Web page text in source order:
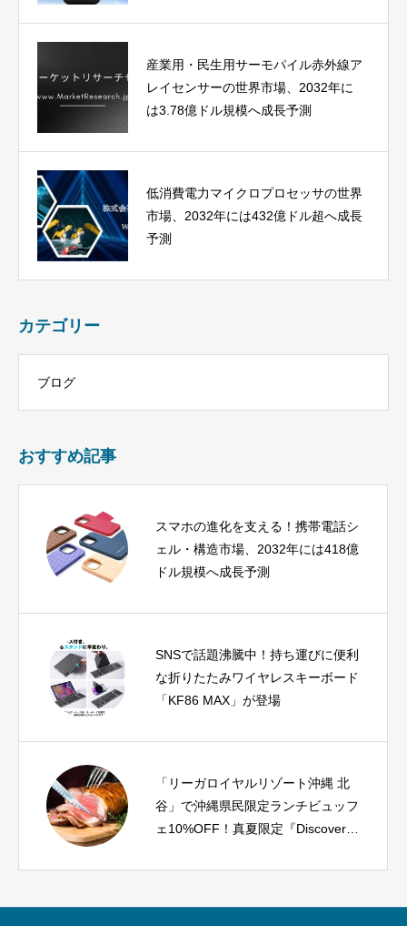
産業用・民生用サーモパイル赤外線ア
レイセンサーの世界市場、2032年に
は3.78億ドル規模へ成長予測
低消費電力マイクロプロセッサの世界
市場、2032年には432億ドル超へ成長
予測
カテゴリー
ブログ
おすすめ記事
スマホの進化を支える！携帯電話シ
ェル・構造市場、2032年には418億
ドル規模へ成長予測
SNSで話題沸騰中！持ち運びに便利
な折りたたみワイヤレスキーボード
「KF86 MAX」が登場
「リーガロイヤルリゾート沖縄 北
谷」で沖縄県民限定ランチビュッフ
ェ10%OFF！真夏限定『Discover